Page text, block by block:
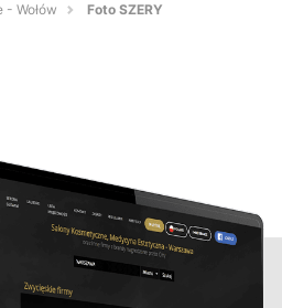
- Wołów Foto SZERY